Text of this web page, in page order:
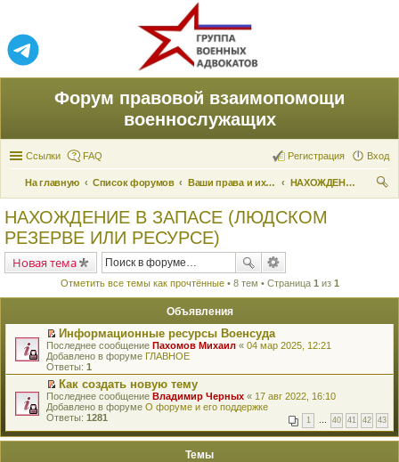
Форум правовой взаимопомощи
военнослужащих
Ссылки FAQ Вход
Регистрация
На главную Список форумов Ваши права и их реализация
НАХОЖДЕНИЕ В ЗАПАСЕ (ЛЮДСКОМ РЕЗЕРВЕ ИЛИ РЕСУРСЕ)
НАХОЖДЕНИЕ В ЗАПАСЕ (ЛЮДСКОМ
РЕЗЕРВЕ ИЛИ РЕСУРСЕ)
Новая тема
Отметить все темы как прочтённые• 8 тем • Страница 1 из 1
Объявления
П
е
р
е
й
т
и
к
е
Информационные ресурсы Военсуда
Последнее сообщение Пахомов Михаил « 04 мар 2025, 12:21
Добавлено в форуме ГЛАВНОЕ
Ответы: 1
П
е
р
й
Как создать новую тему
Последнее сообщение Владимир Черных « 17 авг 2022, 16:10
Добавлено в форуме О форуме и его поддержке
Ответы: 1281 1 … 40 41 42 43
Темы